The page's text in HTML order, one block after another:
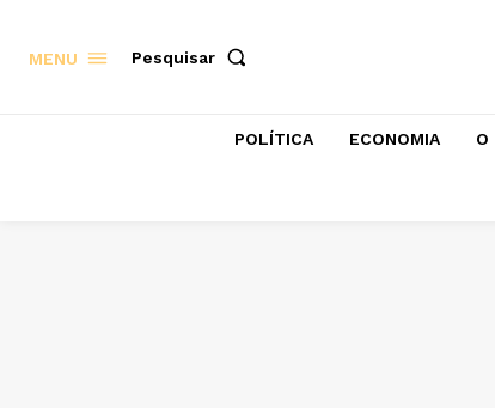
MENU Pesquisar
POLÍTICA ECONOMIA O